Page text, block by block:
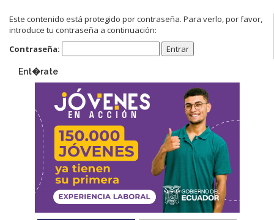
Este contenido está protegido por contraseña. Para verlo, por favor,
introduce tu contraseña a continuación:
Contraseña:
Ent�rate